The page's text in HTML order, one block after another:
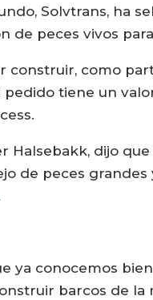
Solvtrans, ha
de peces vivos
construir, como
tiene un
Halsebakk, dijo
de peces
ya conocemos
barcos de